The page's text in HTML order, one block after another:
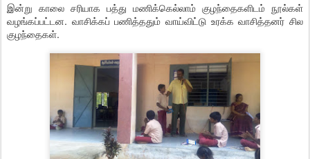
இன்று காலை சரியாக பத்து மணிக்கெல்லாம் குழந்தைகளிடம் நூல்கள்
வழங்கப்பட்டன. வாசிக்கப் பணித்ததும் வாய்விட்டு உரக்க வாசித்தனர் சில
குழந்தைகள்.